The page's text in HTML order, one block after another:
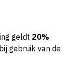
geldt 20%
bij gebruik van de